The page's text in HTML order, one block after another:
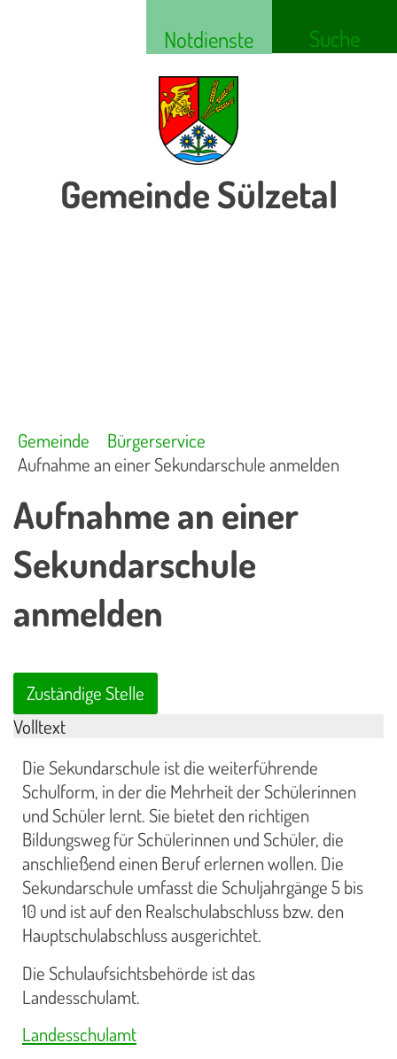
Notdienste Suche
Gemeinde Sülzetal
Gemeinde
Bürgerservice
Aufnahme an einer Sekundarschule anmelden
Aufnahme an einer
Sekundarschule
anmelden
Zuständige Stelle
Volltext
Die Sekundarschule ist die weiterführende
Schulform, in der die Mehrheit der Schülerinnen
und Schüler lernt. Sie bietet den richtigen
Bildungsweg für Schülerinnen und Schüler, die
anschließend einen Beruf erlernen wollen. Die
Sekundarschule umfasst die Schuljahrgänge 5 bis
10 und ist auf den Realschulabschluss bzw. den
Hauptschulabschluss ausgerichtet.
Die Schulaufsichtsbehörde ist das
Landesschulamt.
Landesschulamt